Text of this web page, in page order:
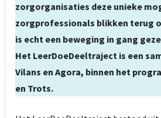
zorgorganisaties deze unieke
zorgprofessionals blikken terug
is echt een beweging in gang
Het LeerDoeDeeltraject is een
Vilans en Agora, binnen het
en Trots.